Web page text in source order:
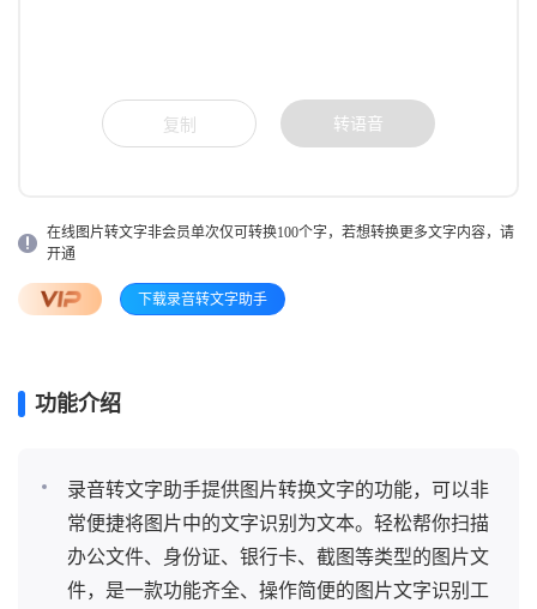
复制 转语音
在线图片转文字非会员单次仅可转换100个字，若想转换更多文字内容，请
开通
下载录音转文字助手
功能介绍
录音转文字助手提供图片转换文字的功能，可以非
常便捷将图片中的文字识别为文本。轻松帮你扫描
办公文件、身份证、银行卡、截图等类型的图片文
件，是一款功能齐全、操作简便的图片文字识别工